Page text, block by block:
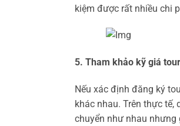
kiệm được rất nhiều chi
5. Tham khảo kỹ giá tour
Nếu xác định đăng ký
khác nhau. Trên thực tế,
chuyển như nhau nhưng